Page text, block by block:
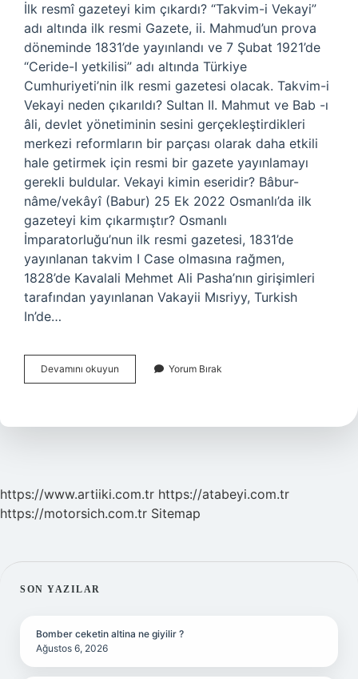
İlk resmî gazeteyi kim çıkardı? “Takvim-i Vekayi”
adı altında ilk resmi Gazete, ii. Mahmud’un prova
döneminde 1831’de yayınlandı ve 7 Şubat 1921’de
“Ceride-I yetkilisi” adı altında Türkiye
Cumhuriyeti’nin ilk resmi gazetesi olacak. Takvim-i
Vekayi neden çıkarıldı? Sultan II. Mahmut ve Bab -ı
âli, devlet yönetiminin sesini gerçekleştirdikleri
merkezi reformların bir parçası olarak daha etkili
hale getirmek için resmi bir gazete yayınlamayı
gerekli buldular. Vekayi kimin eseridir? Bâbur-
nâme/vekâyî (Babur) 25 Ek 2022 Osmanlı’da ilk
gazeteyi kim çıkarmıştır? Osmanlı
İmparatorluğu’nun ilk resmi gazetesi, 1831’de
yayınlanan takvim I Case olmasına rağmen,
1828’de Kavalali Mehmet Ali Pasha’nın girişimleri
tarafından yayınlanan Vakayii Mısriyy, Turkish
In’de…
Devamını okuyun Takvim-
I
Kurdu
Yorum Bırak
https://www.artiiki.com.tr https://atabeyi.com.tr
https://motorsich.com.tr Sitemap
SIDEBAR
SON YAZILAR
Bomber ceketin altina ne giyilir ?
Ağustos 6, 2026